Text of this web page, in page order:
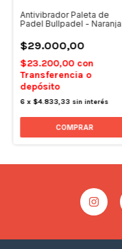
Antivibrador Paleta de
Padel Bullpadel - Naranja
$29.000,00
$23.200,00 con
Transferencia o
depósito
6 x $4.833,33 sin interés